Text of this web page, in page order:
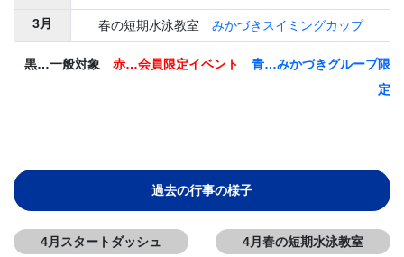
3月 春の短期水泳教室 みかづきスイミングカップ
黒…一般対象 赤…会員限定イベント
青…みかづきグループ限
定
過去の行事の様子
4月スタートダッシュ 4月春の短期水泳教室